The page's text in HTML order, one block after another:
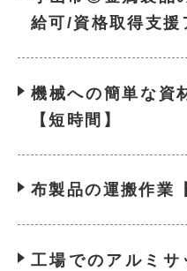
給可/資格取得支援
機械への簡単な資
【短時間】
布製品の運搬作業
工場でのアルミ